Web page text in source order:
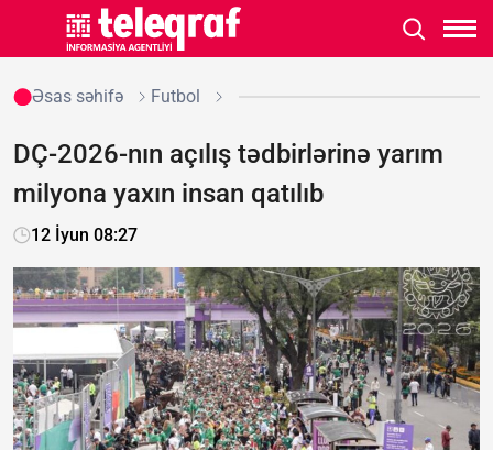
Əsas səhifə Futbol
DÇ-2026-nın açılış tədbirlərinə yarım
milyona yaxın insan qatılıb
12 İyun 08:27